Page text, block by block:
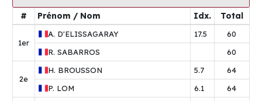
# Prénom / Nom Idx. Total
1er
A. D'ELISSAGARAY 17.5
60
R. SABARROS 60
2e
H. BROUSSON 5.7
64
P. LOM 6.1 64